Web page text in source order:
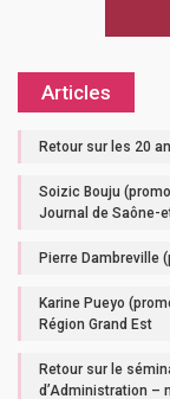
Articles
Retour sur les 20
Soizic Bouju
Journal de Saône-
Pierre Dambreville
Karine Pueyo
Région Grand Est
Retour sur le
d’Administration –